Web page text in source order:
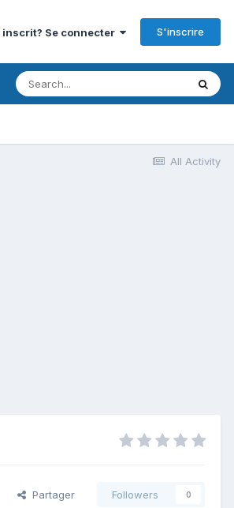
inscrit? Se connecter S'inscrire
All Activity
Partager Followers 0